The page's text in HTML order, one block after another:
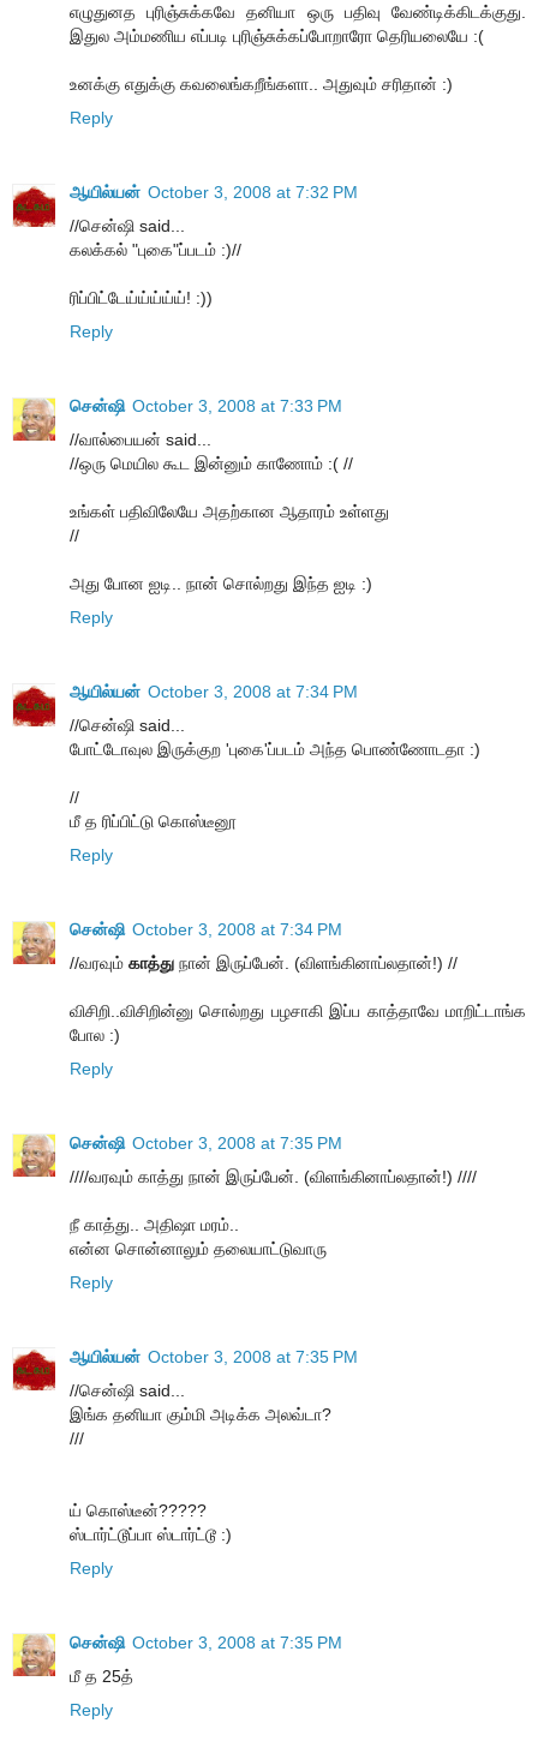
எழுதுனத புரிஞ்சுக்கவே தனியா ஒரு பதிவு வேண்டிக்கிடக்குது.
இதுல அம்மணிய எப்படி புரிஞ்சுக்கப்போறாரோ தெரியலையே :(
உனக்கு எதுக்கு கவலைங்கறீங்களா.. அதுவும் சரிதான் :)
Reply
ஆயில்யன் October 3, 2008 at 7:32 PM
//சென்ஷி said...
கலக்கல் "புகை"ப்படம் :)//
ரிப்பிட்டேய்ய்ய்ய்ய்! :))
Reply
சென்ஷி October 3, 2008 at 7:33 PM
//வால்பையன் said...
//ஒரு மெயில கூட இன்னும் காணோம் :( //
உங்கள் பதிவிலேயே அதற்கான ஆதாரம் உள்ளது
//
அது போன ஐடி.. நான் சொல்றது இந்த ஐடி :)
Reply
ஆயில்யன் October 3, 2008 at 7:34 PM
//சென்ஷி said...
போட்டோவுல இருக்குற 'புகை'ப்படம் அந்த பொண்ணோடதா :)
//
மீ த ரிப்பிட்டு கொஸ்டீனூ
Reply
சென்ஷி October 3, 2008 at 7:34 PM
//வரவும் காத்து நான் இருப்பேன். (விளங்கினாப்லதான்!) //
விசிறி..விசிறின்னு சொல்றது பழசாகி இப்ப காத்தாவே மாறிட்டாங்க
போல :)
Reply
சென்ஷி October 3, 2008 at 7:35 PM
////வரவும் காத்து நான் இருப்பேன். (விளங்கினாப்லதான்!) ////
நீ காத்து.. அதிஷா மரம்..
என்ன சொன்னாலும் தலையாட்டுவாரு
Reply
ஆயில்யன் October 3, 2008 at 7:35 PM
//சென்ஷி said...
இங்க தனியா கும்மி அடிக்க அலவ்டா?
///
ய் கொஸ்டீன்?????
ஸ்டார்ட்டூப்பா ஸ்டார்ட்டூ :)
Reply
சென்ஷி October 3, 2008 at 7:35 PM
மீ த 25த்
Reply